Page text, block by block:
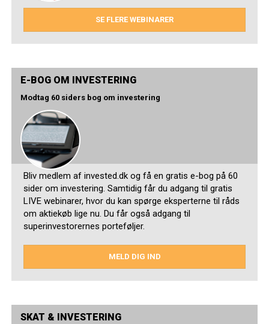
SE FLERE WEBINARER
E-BOG OM INVESTERING
Modtag 60 siders bog om investering
Bliv medlem af invested.dk og få en gratis e-bog på 60
sider om investering. Samtidig får du adgang til gratis
LIVE webinarer, hvor du kan spørge eksperterne til råds
om aktiekøb lige nu. Du får også adgang til
superinvestorernes porteføljer.
MELD DIG IND
SKAT & INVESTERING